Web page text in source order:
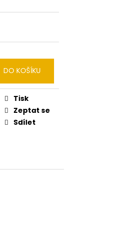
DO KOŠÍKU
Tisk
Zeptat se
Sdílet